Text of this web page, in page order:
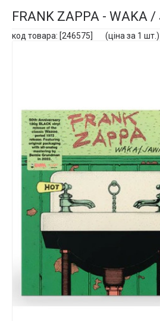
FRANK ZAPPA - WAKA
код товара: [246575] (ціна за 1 шт.)